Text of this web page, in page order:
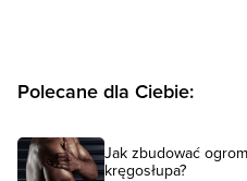
Polecane dla Ciebie:
Jak zbudować
kręgosłupa?